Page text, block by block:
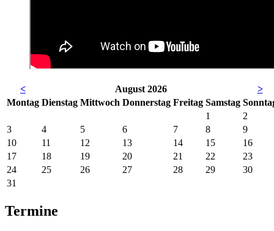
< August 2026
>
Montag Dienstag Mittwoch Donnerstag Freitag Samstag So
1
2
3
4 5 6 7 8
9
10
11 12 13 14 15
16
17
18 19 20 21 22
23
24
25 26 27 28 29
30
31
Termine